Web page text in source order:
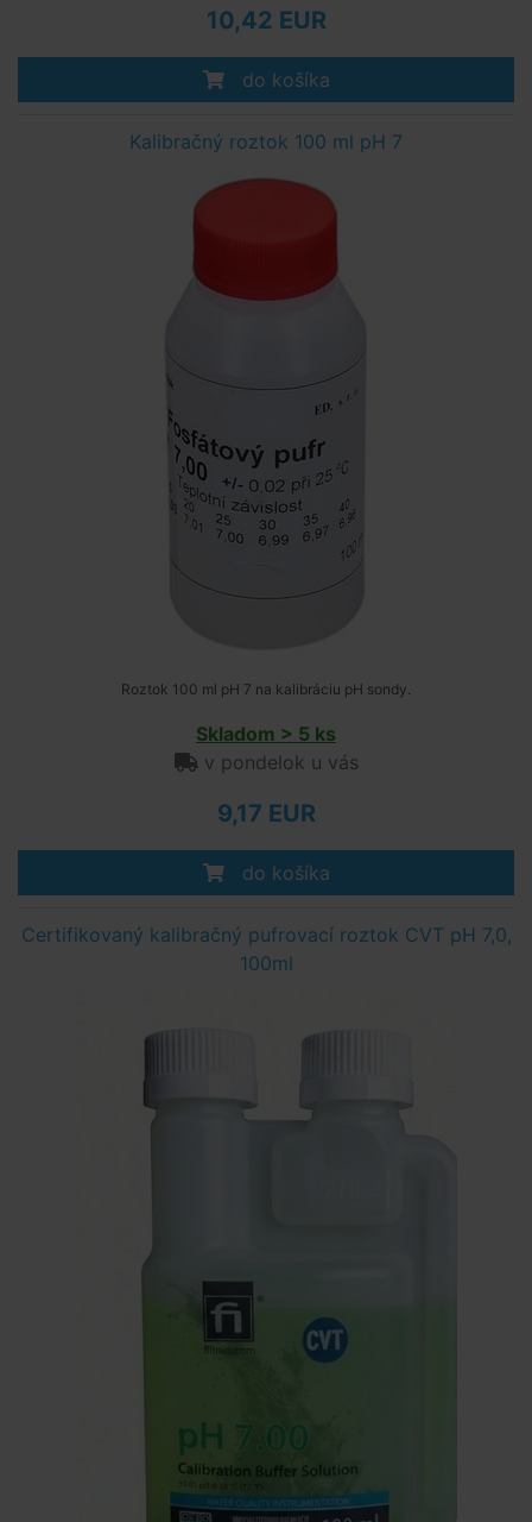
10,42 EUR
do košíka
Kalibračný roztok 100 ml pH 7
Roztok 100 ml pH 7 na kalibráciu pH sondy.
Skladom > 5 ks
v pondelok u vás
9,17 EUR
do košíka
Certifikovaný kalibračný pufrovací roztok CVT pH 7,0,
100ml